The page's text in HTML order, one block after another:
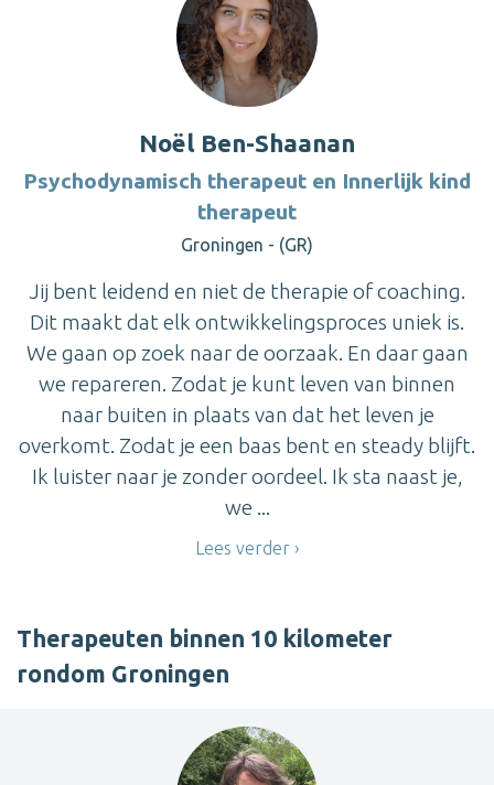
Noël Ben-Shaanan
Psychodynamisch therapeut en Innerlijk kind
therapeut
Groningen - (GR)
Jij bent leidend en niet de therapie of coaching.
Dit maakt dat elk ontwikkelingsproces uniek is.
We gaan op zoek naar de oorzaak. En daar gaan
we repareren. Zodat je kunt leven van binnen
naar buiten in plaats van dat het leven je
overkomt. Zodat je een baas bent en steady blijft.
Ik luister naar je zonder oordeel. Ik sta naast je,
we ...
Lees verder
Therapeuten binnen 10 kilometer
rondom Groningen